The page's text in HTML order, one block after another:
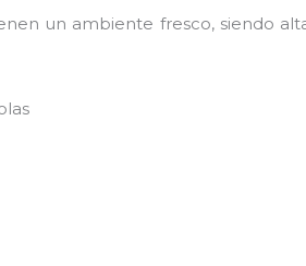
un ambiente fresco, siendo